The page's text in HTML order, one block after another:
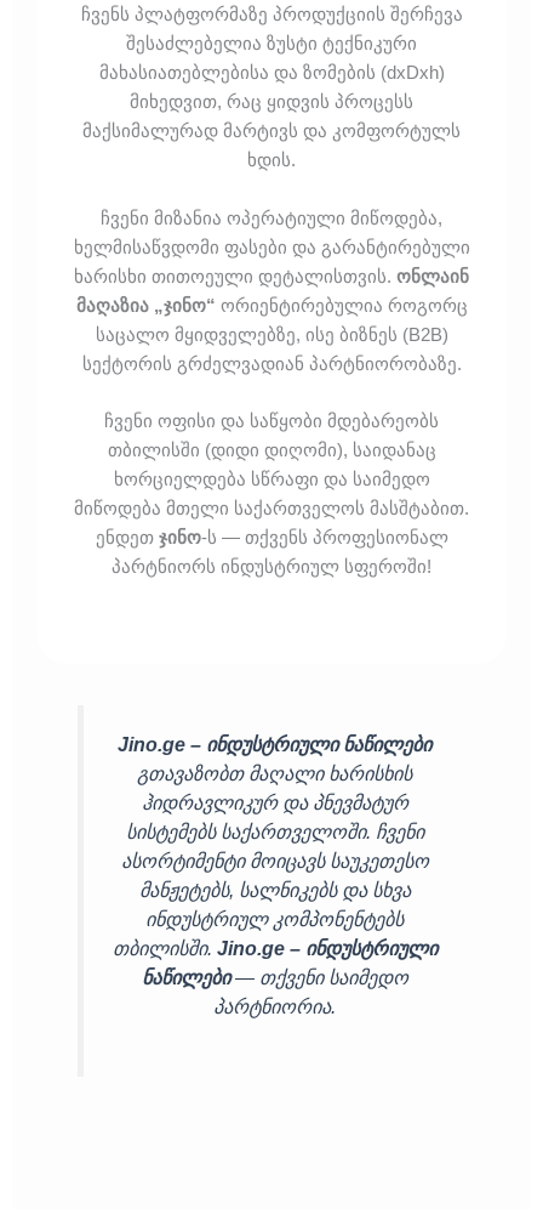
ჩვენს პლატფორმაზე პროდუქციის შერჩევა
შესაძლებელია ზუსტი ტექნიკური
მახასიათებლებისა და ზომების (dxDxh)
მიხედვით, რაც ყიდვის პროცესს
მაქსიმალურად მარტივს და კომფორტულს
ხდის.
ჩვენი მიზანია ოპერატიული მიწოდება,
ხელმისაწვდომი ფასები და გარანტირებული
ხარისხი თითოეული დეტალისთვის. ონლაინ
მაღაზია „ჯინო“ ორიენტირებულია როგორც
საცალო მყიდველებზე, ისე ბიზნეს (B2B)
სექტორის გრძელვადიან პარტნიორობაზე.
ჩვენი ოფისი და საწყობი მდებარეობს
თბილისში (დიდი დიღომი), საიდანაც
ხორციელდება სწრაფი და საიმედო
მიწოდება მთელი საქართველოს მასშტაბით.
ენდეთ ჯინო-ს — თქვენს პროფესიონალ
პარტნიორს ინდუსტრიულ სფეროში!
Jino.ge – ინდუსტრიული ნაწილები
გთავაზობთ მაღალი ხარისხის
ჰიდრავლიკურ და პნევმატურ
სისტემებს საქართველოში. ჩვენი
ასორტიმენტი მოიცავს საუკეთესო
მანჟეტებს, სალნიკებს და სხვა
ინდუსტრიულ კომპონენტებს
თბილისში. Jino.ge – ინდუსტრიული
ნაწილები— თქვენი საიმედო
პარტნიორია.